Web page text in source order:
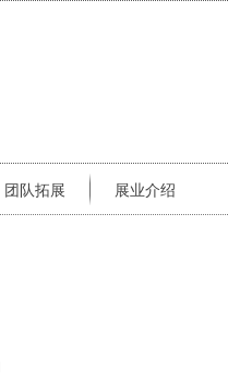
团队拓展 展业介绍